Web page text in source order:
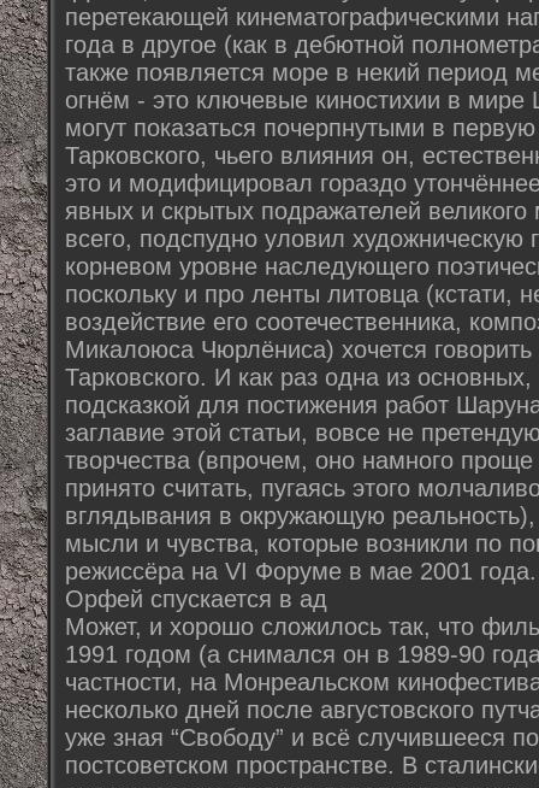
перетекающей кинематографическими
года в другое (как в дебютной
также появляется море в некий период
огнём - это ключевые киностихии в
могут показаться почерпнутыми в
Тарковского, чьего влияния он,
это и модифицировал гораздо
явных и скрытых подражателей великого
всего, подспудно уловил художническую
корневом уровне наследующего
поскольку и про ленты литовца (кстати,
воздействие его соотечественника,
Микалоюса Чюрлёниса) хочется
Тарковского. И как раз одна из
подсказкой для постижения работ
заглавие этой статьи, вовсе не
творчества (впрочем, оно намного
принято считать, пугаясь этого
вглядывания в окружающую
мысли и чувства, которые возникли по
режиссёра на VI Форуме в мае 2001 года.
Орфей спускается в ад
Может, и хорошо сложилось так, что
1991 годом (а снимался он в 1989-90
частности, на Монреальском
несколько дней после августовского
уже зная “Свободу” и всё случившееся
постсоветском пространстве. В